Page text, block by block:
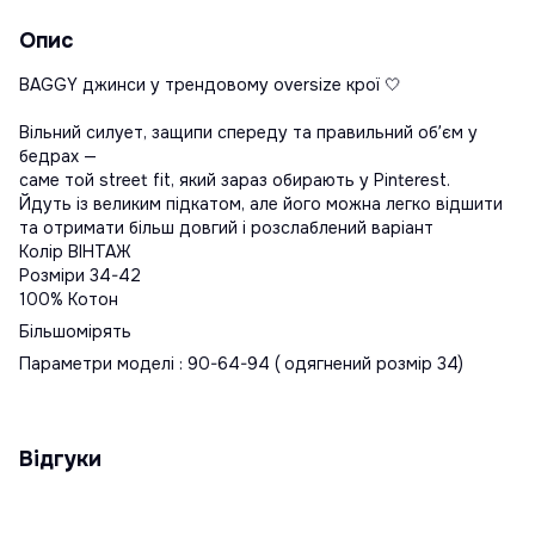
Опис
BAGGY джинси у трендовому oversize крої 🤍
Вільний силует, защипи спереду та правильний обʼєм у
бедрах —
саме той street fit, який зараз обирають у Pinterest.
Йдуть із великим підкатом, але його можна легко відшити
та отримати більш довгий і розслаблений варіант
Колір ВІНТАЖ
Розміри 34-42
100% Котон
Більшомірять
Параметри моделі : 90-64-94 ( одягнений розмір 34)
Відгуки